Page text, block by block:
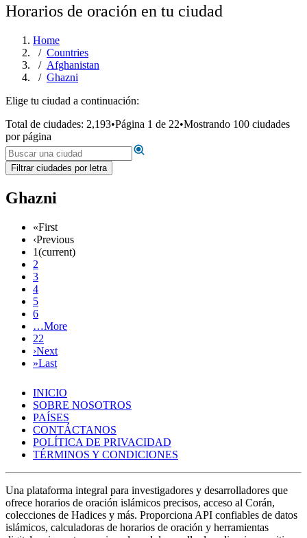
Horarios de oración en tu ciudad
Home
Countries
Afghanistan
Ghazni
Elige tu ciudad a continuación:
Total de ciudades: 2,193•Página 1 de 22•Mostrando 100 ciudades
por página
Filtrar ciudades por letra
Ghazni
«First
‹Previous
1(current)
2
3
4
5
6
…More
22
›Next
»Last
INICIO
SOBRE NOSOTROS
PAÍSES
CONTÁCTANOS
POLÍTICA DE PRIVACIDAD
TÉRMINOS Y CONDICIONES
Una plataforma integral para investigadores y desarrolladores que
ofrece horarios de oración islámicos precisos, acceso al Corán,
colecciones de Hadices y más. Proporciona API confiables de datos
islámicos, calculadoras de horarios de oración y herramientas